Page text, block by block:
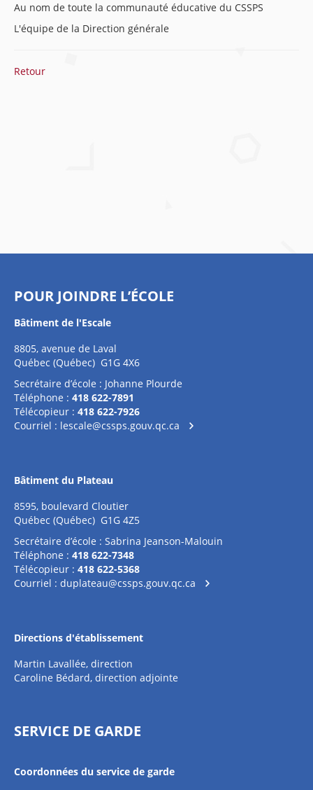
Au nom de toute la communauté éducative du CSSPS
L'équipe de la Direction générale
Retour
POUR JOINDRE L’ÉCOLE
Bâtiment de l'Escale
8805, avenue de Laval
Québec (Québec) G1G 4X6
Secrétaire d’école : Johanne Plourde
Téléphone : 418 622-7891
Télécopieur : 418 622-7926
Courriel : lescale@cssps.gouv.qc.ca
Bâtiment du Plateau
8595, boulevard Cloutier
Québec (Québec) G1G 4Z5
Secrétaire d’école : Sabrina Jeanson-Malouin
Téléphone : 418 622-7348
Télécopieur : 418 622-5368
Courriel : duplateau@cssps.gouv.qc.ca
Directions d'établissement
Martin Lavallée, direction
Caroline Bédard, direction adjointe
SERVICE DE GARDE
Coordonnées du service de garde